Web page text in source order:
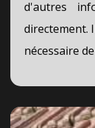
d'autres
directement.
nécessaire